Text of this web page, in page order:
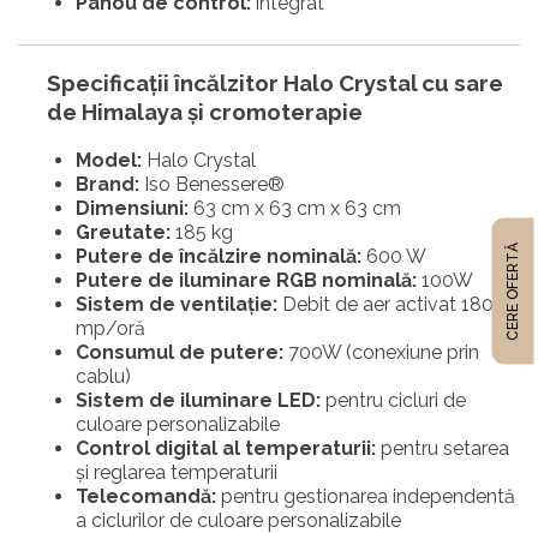
Specificații încălzitor Halo Crystal cu sare
de Himalaya și cromoterapie
Model: Halo Crystal
Brand: Iso Benessere®
Dimensiuni: 63 cm x 63 cm x 63 cm
Greutate: 185 kg
Putere de încălzire nominală: 600 W
Putere de iluminare RGB nominală: 100W
Sistem de ventilație: Debit de aer activat 180
mp/oră
Consumul de putere: 700W (conexiune prin
cablu)
Sistem de iluminare LED: pentru cicluri de
culoare personalizabile
Control digital al temperaturii: pentru setarea
și reglarea temperaturii
Telecomandă: pentru gestionarea independentă
a ciclurilor de culoare personalizabile
CERE OFERTĂ